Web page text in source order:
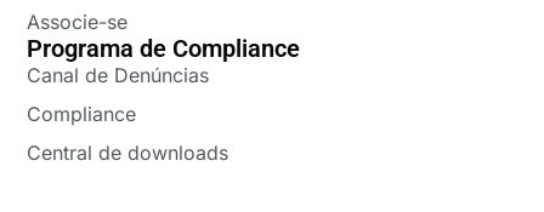
Associe-se
Programa de Compliance
Canal de Denúncias
Compliance
Central de downloads